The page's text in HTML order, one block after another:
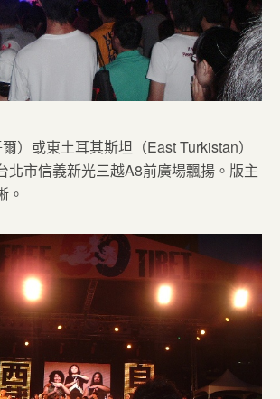
）或東土耳其斯坦（East Turkistan）
北市信義新光三越A8前廣場飄揚。版主
。